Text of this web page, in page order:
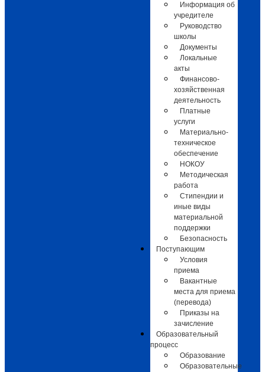
Информация об
учредителе
Руководство
школы
Документы
Локальные
акты
Финансово-
хозяйственная
деятельность
Платные
услуги
Материально-
техническое
обеспечение
НОКОУ
Методическая
работа
Стипендии и
иные виды
материальной
поддержки
Безопасность
Поступающим
Условия
приема
Вакантные
места для приема
(перевода)
Приказы на
зачисление
Образовательный
процесс
Образование
Образовательные